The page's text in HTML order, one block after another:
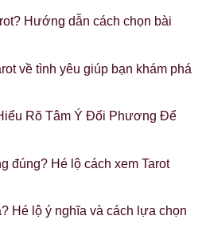
Hướng dẫn cách chọn bài
về tình yêu giúp bạn khám phá
Rõ Tâm Ý Đối Phương Để
đúng? Hé lộ cách xem Tarot
Hé lộ ý nghĩa và cách lựa chọn